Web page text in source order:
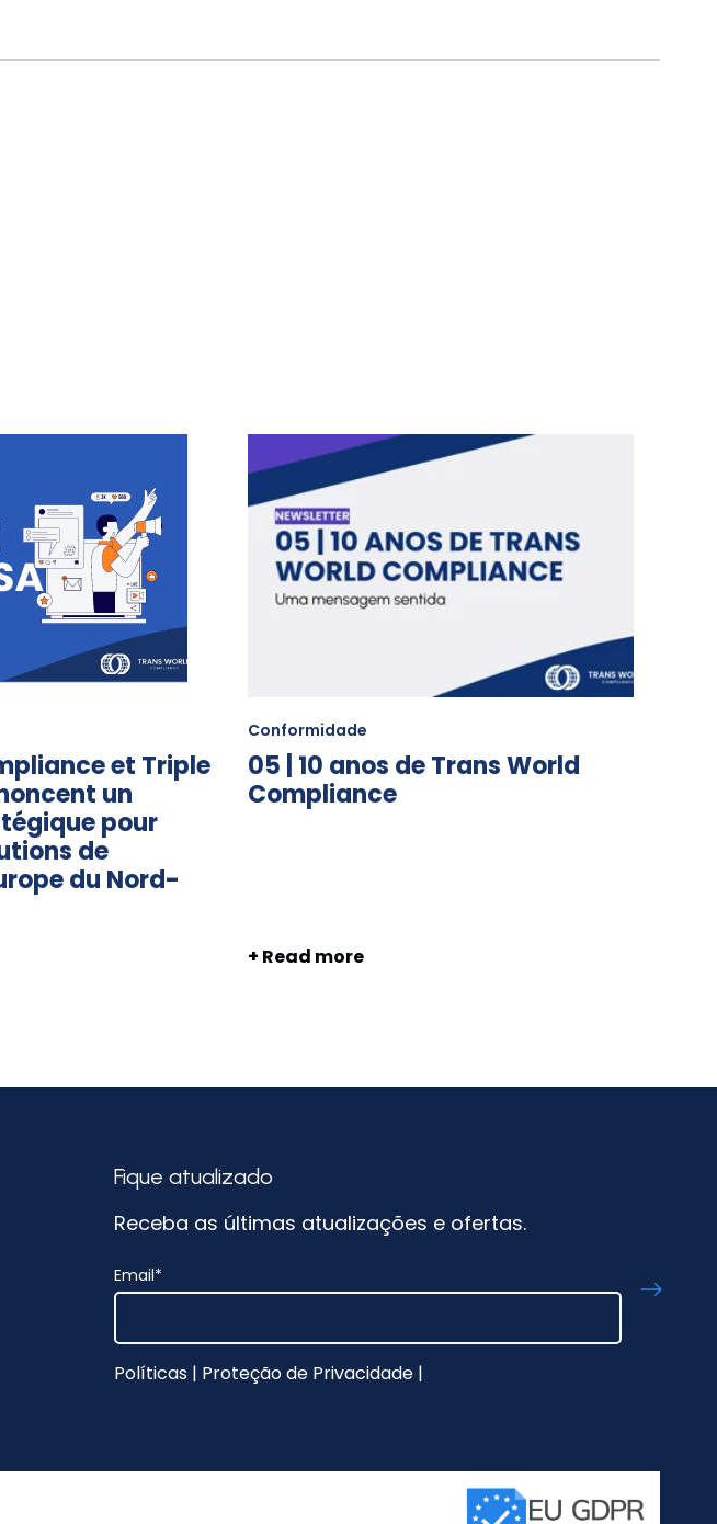
et Triple
un
pour
de
du Nord-
Conformidade
05 | 10 anos de Trans World
Compliance
+ Read more
Fique atualizado
Receba as últimas atualizações e ofertas.
Email*
Políticas | Proteção de Privacidade|